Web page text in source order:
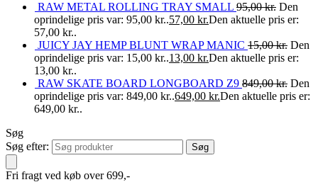
RAW METAL ROLLING TRAY SMALL 95,00kr. Den
oprindelige pris var: 95,00 kr..57,00 kr.Den aktuelle pris er:
57,00 kr..
JUICY JAY HEMP BLUNT WRAP MANIC 15,00kr. Den
oprindelige pris var: 15,00 kr..13,00 kr.Den aktuelle pris er:
13,00 kr..
RAW SKATE BOARD LONGBOARD Z9 849,00kr. Den
oprindelige pris var: 849,00 kr..649,00 kr.Den aktuelle pris er:
649,00 kr..
Søg
Søg efter:
Fri fragt ved køb over 699,-